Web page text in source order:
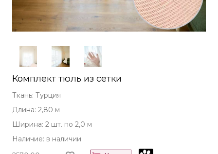
Комплект тюль из сетки
Ткань: Турция
Длина: 2,80 м
Ширина: 2 шт. по 2,0 м
Наличие: в наличии